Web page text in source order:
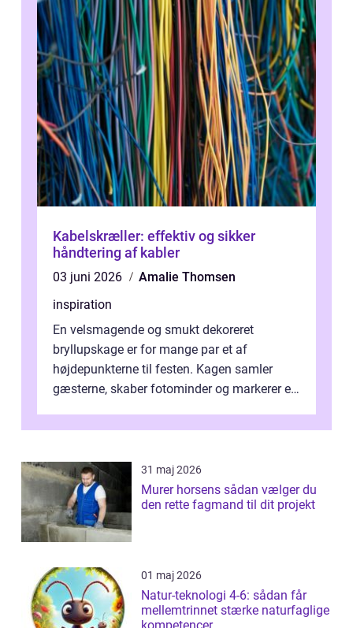
Kabelskræller: effektiv og sikker
håndtering af kabler
03 juni 2026
Amalie Thomsen
inspiration
En velsmagende og smukt dekoreret
bryllupskage er for mange par et af
højdepunkterne til festen. Kagen samler
gæsterne, skaber fotominder og markerer et
du ...
31 maj 2026
Murer horsens sådan vælger du
den rette fagmand til dit projekt
01 maj 2026
Natur-teknologi 4-6: sådan får
mellemtrinnet stærke naturfaglige